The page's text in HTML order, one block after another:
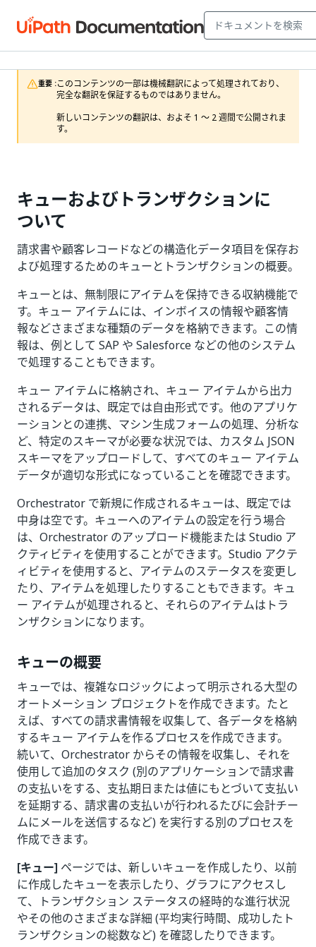
重要 :このコンテンツの一部は機械翻訳によって処理されており、
完全な翻訳を保証するものではありません。
新しいコンテンツの翻訳は、およそ 1 ～ 2 週間で公開されま
す。
キューおよびトランザクションに
ついて
請求書や顧客レコードなどの構造化データ項目を保存お
よび処理するためのキューとトランザクションの概要。
キューとは、無制限にアイテムを保持できる収納機能で
す。キュー アイテムには、インボイスの情報や顧客情
報などさまざまな種類のデータを格納できます。この情
報は、例として SAP や Salesforce などの他のシステム
で処理することもできます。
キュー アイテムに格納され、キュー アイテムから出力
されるデータは、既定では自由形式です。他のアプリケ
ーションとの連携、マシン生成フォームの処理、分析な
ど、特定のスキーマが必要な状況では、カスタム JSON
スキーマをアップロードして、すべてのキュー アイテム
データが適切な形式になっていることを確認できます。
Orchestrator で新規に作成されるキューは、既定では
中身は空です。キューへのアイテムの設定を行う場合
は、Orchestrator のアップロード機能または Studio ア
クティビティを使用することができます。Studio アクテ
ィビティを使用すると、アイテムのステータスを変更し
たり、アイテムを処理したりすることもできます。キュ
ー アイテムが処理されると、それらのアイテムはトラ
ンザクションになります。
キューの概要
キューでは、複雑なロジックによって明示される大型の
オートメーション プロジェクトを作成できます。たと
えば、すべての請求書情報を収集して、各データを格納
するキュー アイテムを作るプロセスを作成できます。
続いて、Orchestrator からその情報を収集し、それを
使用して追加のタスク (別のアプリケーションで請求書
の支払いをする、支払期日または値にもとづいて支払い
を延期する、請求書の支払いが行われるたびに会計チー
ムにメールを送信するなど) を実行する別のプロセスを
作成できます。
[キュー] ページでは、新しいキューを作成したり、以前
に作成したキューを表示したり、グラフにアクセスし
て、トランザクション ステータスの経時的な進行状況
やその他のさまざまな詳細 (平均実行時間、成功したト
ランザクションの総数など) を確認したりできます。